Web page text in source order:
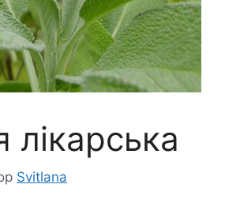
лікарська
Svitlana